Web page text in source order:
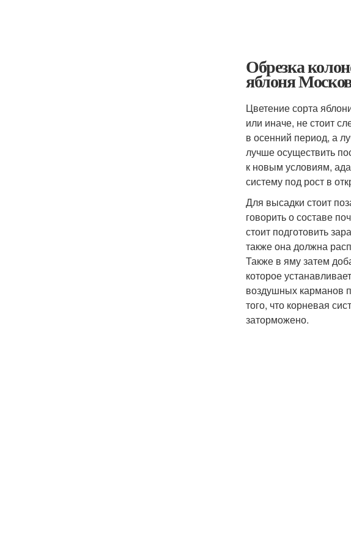
Обрезка
яблоня
Цветение сорта
или иначе, не стоит
в осенний период, а
лучше осуществить
к новым условиям,
систему под рост в
Для высадки стоит
говорить о составе
стоит подготовить
также она должна
Также в яму затем
которое
воздушных карманов
того, что корневая
заторможено.